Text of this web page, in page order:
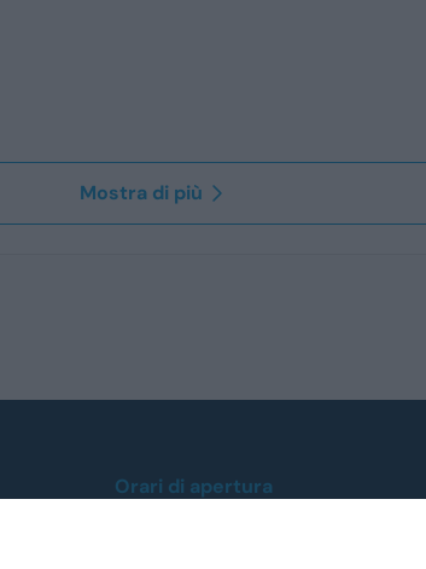
Mostra di più
Orari di apertura